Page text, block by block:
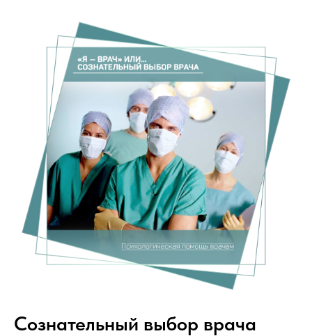
Сознательный выбор врача